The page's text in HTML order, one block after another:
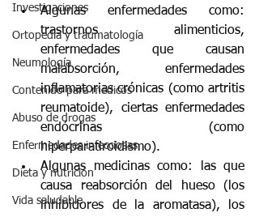
Investigaciones
Ortopedia y traumatología
Neumología
Contenido para médicos
Abuso de drogas
Enfermedades infecciosas
Dieta y nutrición
Vida saludable
Algunas enfermedades como:
trastornos alimenticios,
enfermedades que causan
malabsorción, enfermedades
inflamatorias crónicas (como artritis
reumatoide), ciertas enfermedades
endócrinas (como
hiperparatiroidismo).
Algunas medicinas como: las que
causa reabsorción del hueso (los
inhibidores de la aromatasa), los